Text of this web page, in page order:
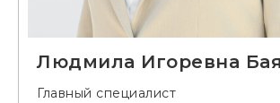
Людмила Игоревна
Главный специалист